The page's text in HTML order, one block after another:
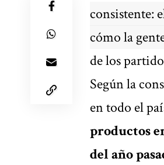
consistente:
cómo la
de los
Según la
en todo el
productos
del año